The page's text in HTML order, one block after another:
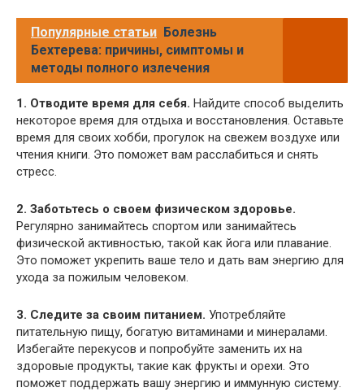
Популярные статьи Болезнь
Бехтерева: причины, симптомы и
методы полного излечения
1. Отводите время для себя. Найдите способ выделить
некоторое время для отдыха и восстановления. Оставьте
время для своих хобби, прогулок на свежем воздухе или
чтения книги. Это поможет вам расслабиться и снять
стресс.
2. Заботьтесь о своем физическом здоровье.
Регулярно занимайтесь спортом или занимайтесь
физической активностью, такой как йога или плавание.
Это поможет укрепить ваше тело и дать вам энергию для
ухода за пожилым человеком.
3. Следите за своим питанием. Употребляйте
питательную пищу, богатую витаминами и минералами.
Избегайте перекусов и попробуйте заменить их на
здоровые продукты, такие как фрукты и орехи. Это
поможет поддержать вашу энергию и иммунную систему.